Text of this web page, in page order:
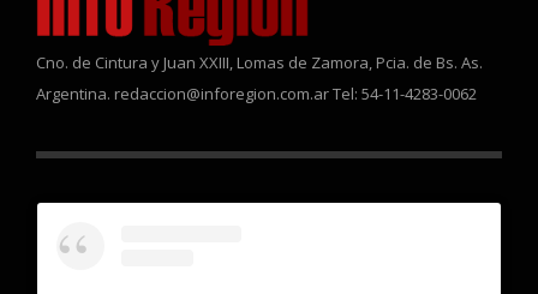
Cno. de Cintura y Juan XXIII, Lomas de Zamora, Pcia. de Bs. As.
Argentina. redaccion@inforegion.com.ar Tel: 54-11-4283-0062